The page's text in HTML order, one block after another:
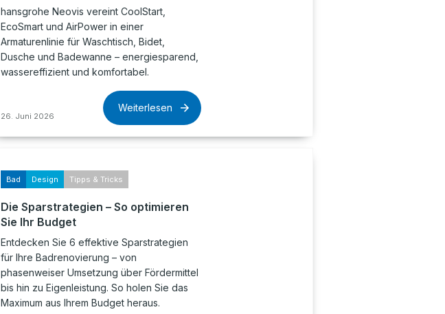
hansgrohe Neovis vereint CoolStart,
EcoSmart und AirPower in einer
Armaturenlinie für Waschtisch, Bidet,
Dusche und Badewanne – energiesparend,
wassereffizient und komfortabel.
26. Juni 2026
Weiterlesen
Bad Design Tipps & Tricks
Die Sparstrategien – So optimieren
Sie Ihr Budget
Entdecken Sie 6 effektive Sparstrategien
für Ihre Badrenovierung – von
phasenweiser Umsetzung über Fördermittel
bis hin zu Eigenleistung. So holen Sie das
Maximum aus Ihrem Budget heraus.